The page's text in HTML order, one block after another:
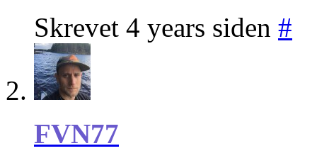
Skrevet 4 years siden #
FVN77